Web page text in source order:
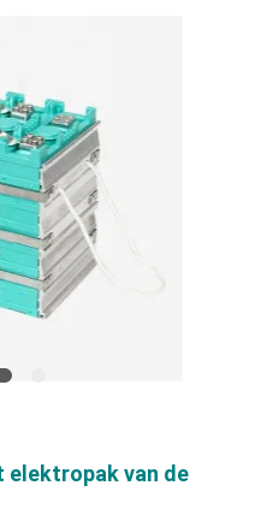
elektropak van de